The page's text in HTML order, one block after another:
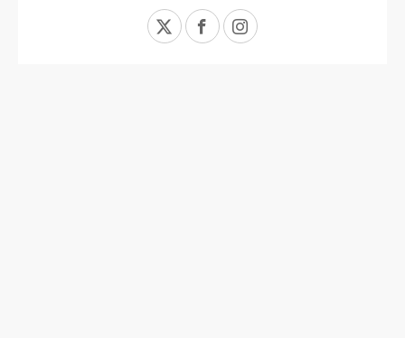
X FacebookInstagram